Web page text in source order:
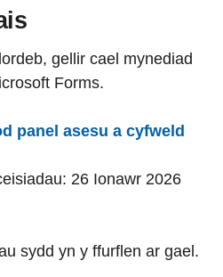
gellir cael mynediad
Forms.
panel asesu a cyfweld
26 Ionawr 2026
sydd yn y ffurflen ar gael.